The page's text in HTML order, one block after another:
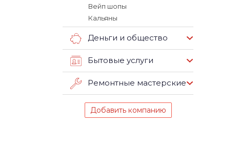
Вейп шопы
Кальяны
Деньги и общество
Бытовые услуги
Ремонтные мастерские
Добавить компанию